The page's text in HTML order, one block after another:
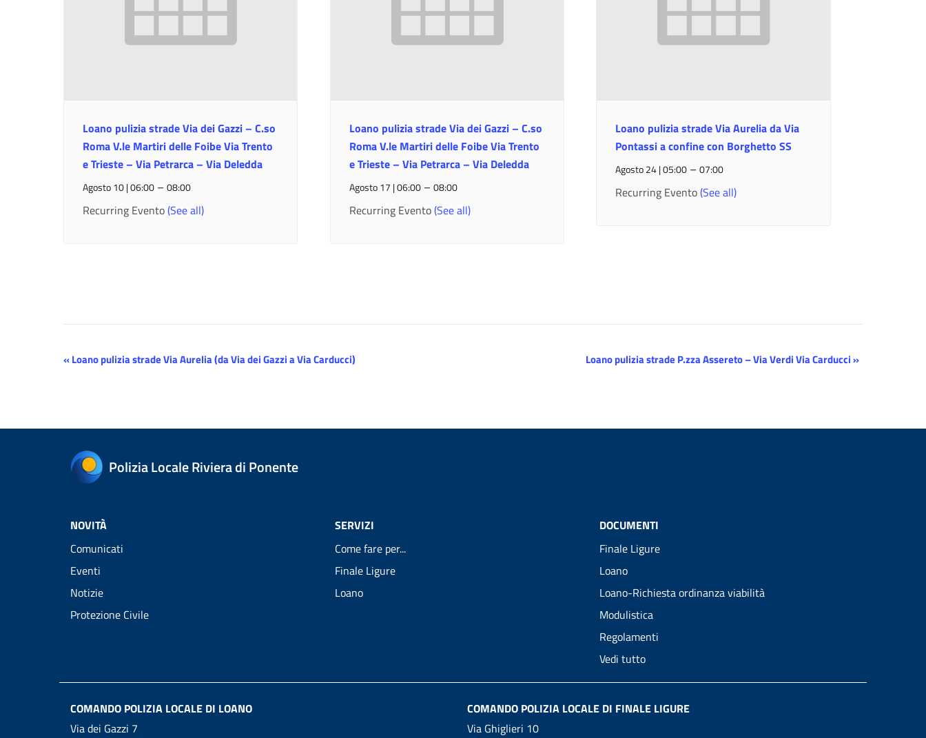
Loano pulizia strade Via dei Gazzi – C.so
Roma V.le Martiri delle Foibe Via Trento
e Trieste – Via Petrarca – Via Deledda
Agosto 10 | 06:00 –08:00
Recurring Evento(See all)
Loano pulizia strade Via dei Gazzi – C.so
Roma V.le Martiri delle Foibe Via Trento
e Trieste – Via Petrarca – Via Deledda
Agosto 17 | 06:00– 08:00
Recurring Evento(See all)
Loano pulizia strade Via Aurelia da Via
Pontassi a confine con Borghetto SS
Agosto 24 | 05:00 –07:00
Recurring Evento(See all)
Evento
«Loano pulizia strade Via Aurelia (da Via dei Gazzi a Via Carducci) Loano pulizia strade P.zza Assereto – Via Verdi Via Carducci»
Polizia Locale Riviera di Ponente
NOVITÀ
Comunicati
Eventi
Notizie
Protezione Civile
SERVIZI
Come fare per...
Finale Ligure
Loano
DOCUMENTI
Finale Ligure
Loano
Loano-Richiesta ordinanza viabilità
Modulistica
Regolamenti
Vedi tutto
COMANDO POLIZIA LOCALE DI LOANO
Via dei Gazzi 7
COMANDO POLIZIA LOCALE DI FINALE LIGURE
Via Ghiglieri 10